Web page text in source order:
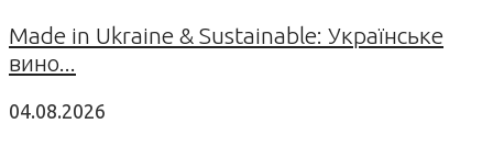
Made in Ukraine & Sustainable: Українське
вино...
04.08.2026